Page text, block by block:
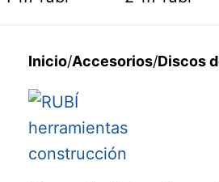
Inicio/Accesorios/Discos